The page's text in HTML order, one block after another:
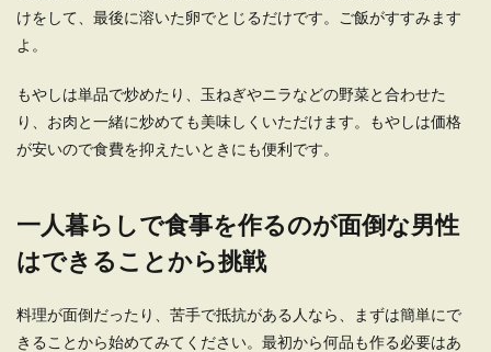
けをして、最後に溶いた卵でとじるだけです。ご飯がすすみます
よ。
もやしは単品で炒めたり、玉ねぎやニラなどの野菜と合わせた
り、お肉と一緒に炒めても美味しくいただけます。もやしは価格
が安いので食費を抑えたいときにも便利です。
一人暮らしで食事を作るのが面倒な男性
はできることから挑戦
料理が面倒だったり、苦手で抵抗がある人なら、まずは簡単にで
きることから始めてみてください。最初から何品も作る必要はあ